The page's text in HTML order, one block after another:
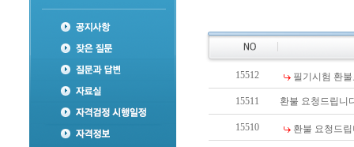
15512 필기시험 환
15511 환불 요청드립니
15510 환불 요청드